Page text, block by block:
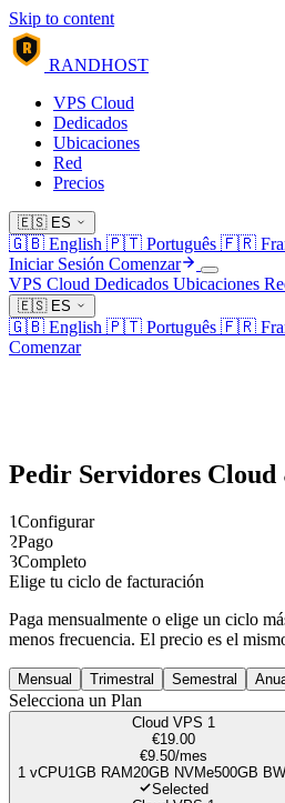
Skip to content
R
RANDHOST
VPS Cloud
Dedicados
Ubicaciones
Red
Precios
🇪🇸 ES
🇬🇧 English 🇵🇹 Português 🇫🇷
Iniciar Sesión Comenzar
VPS Cloud Dedicados Ubicaciones
🇪🇸 ES
🇬🇧 English 🇵🇹 Português 🇫🇷
Comenzar
Pedir Servidores
1Configurar
2Pago
3Completo
Elige tu ciclo de facturación
Paga mensualmente o elige un ciclo
menos frecuencia. El precio es el
Mensual Trimestral Semestral
Selecciona un Plan
Cloud VPS 1
€19.00
€9.50/mes
1 vCPU1GB RAM 20GB NVMe500GB BW
Selected